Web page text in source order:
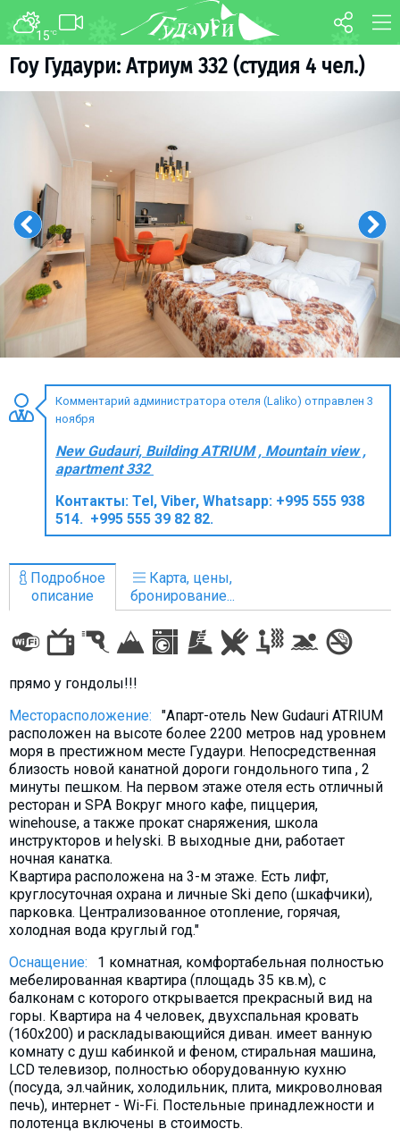
15°C
Гоу Гудаури: Атриум 332 (студия 4 чел.)
Комментарий администратора отеля (Laliko) отправлен 3
ноября
New Gudauri, Building ATRIUM , Mountain view ,
apartment 332
Контакты: Tel, Viber, Whatsapp: +995 555 938
514. +995 555 39 82 82.
Подробное
описание
Карта, цены,
бронирование...
прямо у гондолы!!!
Месторасположение:
"Апарт-отель New Gudauri ATRIUM
расположен на высоте более 2200 метров над уровнем
моря в престижном месте Гудаури. Непосредственная
близость новой канатной дороги гондольного типа , 2
минуты пешком. На первом этаже отеля есть отличный
ресторан и SPA Вокруг много кафе, пиццерия,
winehouse, а также прокат снаряжения, школа
инструкторов и helyski. В выходные дни, работает
ночная канатка.
Квартира расположена на 3-м этаже. Есть лифт,
круглосуточная охрана и личные Ski депо (шкафчики),
парковка. Централизованное отопление, горячая,
холодная вода круглый год."
Оснащение:
1 комнатная, комфортабельная полностью
мебeлированная квартира (площадь 35 кв.м), с
балконам с которого открывается прекрасный вид на
горы. Квартира на 4 человек, двухспальная кровать
(160х200) и раскладывающийся диван. имеет ванную
комнату с душ кабинкой и феном, стиральная машина,
LCD телевизор, полностью оборудованную кухню
(посуда, эл.чайник, холодильник, плита, микроволновая
печь), интернет - Wi-Fi. Постельные принадлежности и
полотенца включены в стоимость.
ФОРУМ КАРТА
О курорте
Схема трасс
Инструкторы
Ски-сервис
Дети в Гудаури
Развлечения
Календарь событий
Гудаури
INFO
ПРОЖИВАНИЕ
Квартиры
Отели
Горячие предложения
Долгосрочная аренда
Другое
ГРУЗИЯ
О Грузии
Визы и Документы
Что пить?
Деньги
Мобильная связь
Галерея
Отчеты
Безопасность